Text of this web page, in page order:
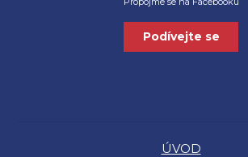
Podívejte se
ÚVOD